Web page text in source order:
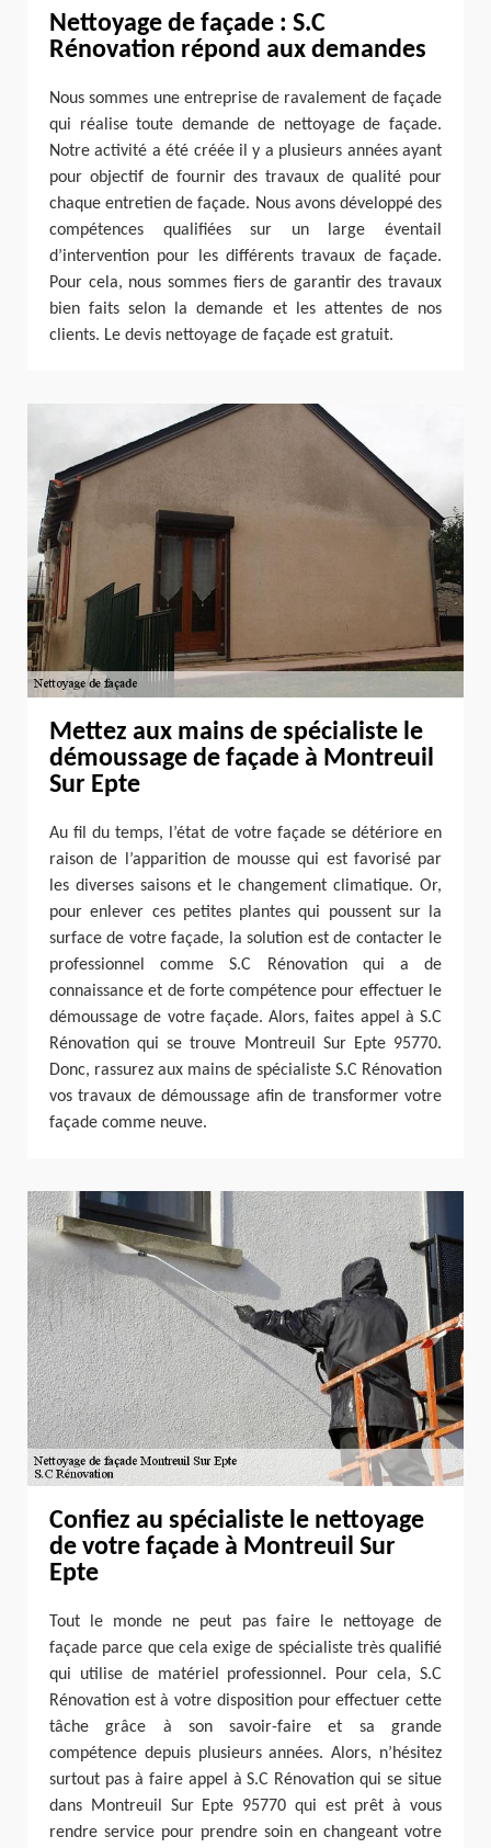
Nettoyage de façade : S.C
Rénovation répond aux demandes
Nous sommes une entreprise de ravalement de façade
qui réalise toute demande de nettoyage de façade.
Notre activité a été créée il y a plusieurs années ayant
pour objectif de fournir des travaux de qualité pour
chaque entretien de façade. Nous avons développé des
compétences qualifiées sur un large éventail
d’intervention pour les différents travaux de façade.
Pour cela, nous sommes fiers de garantir des travaux
bien faits selon la demande et les attentes de nos
clients. Le devis nettoyage de façade est gratuit.
Mettez aux mains de spécialiste le
démoussage de façade à Montreuil
Sur Epte
Au fil du temps, l’état de votre façade se détériore en
raison de l’apparition de mousse qui est favorisé par
les diverses saisons et le changement climatique. Or,
pour enlever ces petites plantes qui poussent sur la
surface de votre façade, la solution est de contacter le
professionnel comme S.C Rénovation qui a de
connaissance et de forte compétence pour effectuer le
démoussage de votre façade. Alors, faites appel à S.C
Rénovation qui se trouve Montreuil Sur Epte 95770.
Donc, rassurez aux mains de spécialiste S.C Rénovation
vos travaux de démoussage afin de transformer votre
façade comme neuve.
Confiez au spécialiste le nettoyage
de votre façade à Montreuil Sur
Epte
Tout le monde ne peut pas faire le nettoyage de
façade parce que cela exige de spécialiste très qualifié
qui utilise de matériel professionnel. Pour cela, S.C
Rénovation est à votre disposition pour effectuer cette
tâche grâce à son savoir-faire et sa grande
compétence depuis plusieurs années. Alors, n’hésitez
surtout pas à faire appel à S.C Rénovation qui se situe
dans Montreuil Sur Epte 95770 qui est prêt à vous
rendre service pour prendre soin en changeant votre